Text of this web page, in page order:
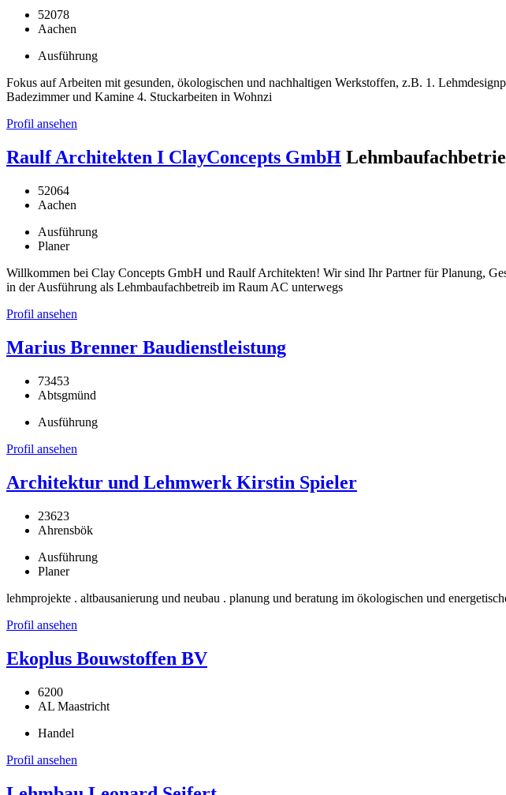
52078
Aachen
Ausführung
Fokus auf Arbeiten mit gesunden, ökologischen und nachhaltigen Werkstoffen, z.B. 1.
Badezimmer und Kamine 4. Stuckarbeiten in Wohnzi
Profil ansehen
Raulf Architekten I ClayConcepts GmbH
52064
Aachen
Ausführung
Planer
Willkommen bei Clay Concepts GmbH und Raulf Architekten! Wir sind Ihr Partner für Planung,
in der Ausführung als Lehmbaufachbetreib im Raum AC unterwegs
Profil ansehen
Marius Brenner Baudienstleistung
73453
Abtsgmünd
Ausführung
Profil ansehen
Architektur und Lehmwerk Kirstin Spieler
23623
Ahrensbök
Ausführung
Planer
lehmprojekte . altbausanierung und neubau . planung und beratung im ökologischen und
Profil ansehen
Ekoplus Bouwstoffen BV
6200
AL Maastricht
Handel
Profil ansehen